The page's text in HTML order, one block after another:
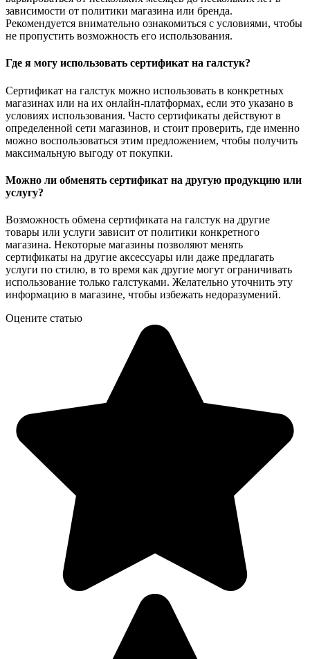
зависимости от политики магазина или бренда.
Рекомендуется внимательно ознакомиться с условиями, чтобы
не пропустить возможность его использования.
Где я могу использовать сертификат на галстук?
Сертификат на галстук можно использовать в конкретных
магазинах или на их онлайн-платформах, если это указано в
условиях использования. Часто сертификаты действуют в
определенной сети магазинов, и стоит проверить, где именно
можно воспользоваться этим предложением, чтобы получить
максимальную выгоду от покупки.
Можно ли обменять сертификат на другую продукцию или
услугу?
Возможность обмена сертификата на галстук на другие
товары или услуги зависит от политики конкретного
магазина. Некоторые магазины позволяют менять
сертификаты на другие аксессуары или даже предлагать
услуги по стилю, в то время как другие могут ограничивать
использование только галстуками. Желательно уточнить эту
информацию в магазине, чтобы избежать недоразумений.
Оцените статью